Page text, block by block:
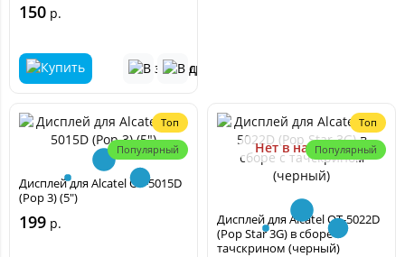
150 р.
Топ
Популярный
Дисплей для Alcatel OT-5015D
(Pop 3) (5")
199 р.
Топ
Популярный
Нет в наличии
Дисплей для Alcatel OT-5022D
(Pop Star 3G) в сборе с
тачскрином (черный)